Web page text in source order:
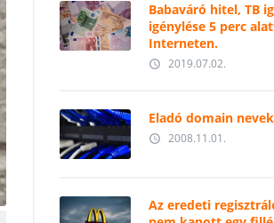
Babaváró hitel, TB
igénylése 5 perc
Interneten.
access_time 2019.07.02.
Eladó domain nevek
access_time 2008.11.01.
Az eredeti